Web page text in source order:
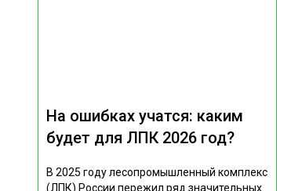
На ошибках учатся: каким
будет для ЛПК 2026 год?
В 2025 году лесопромышленный комплекс
(ЛПК) России пережил ряд значительных